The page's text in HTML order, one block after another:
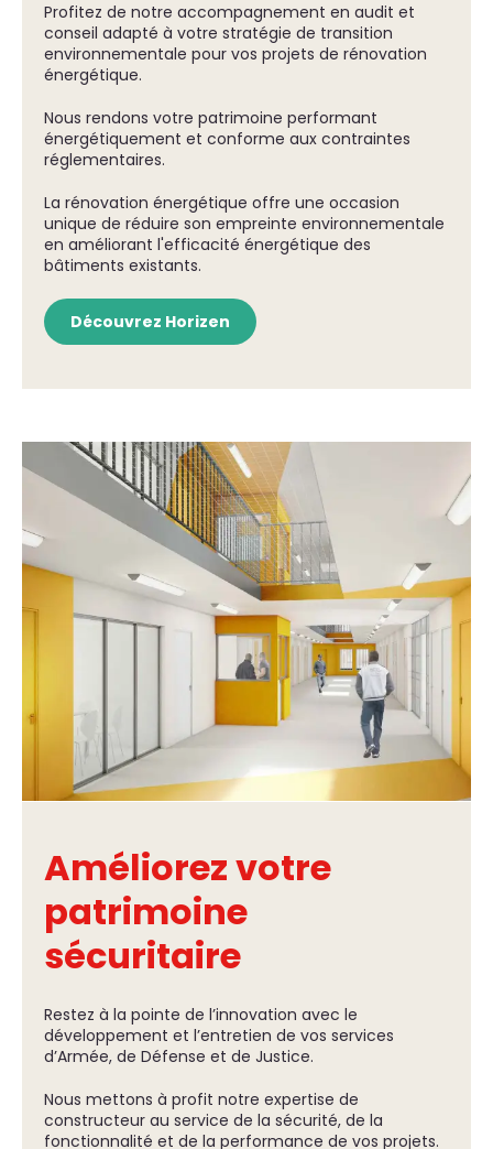
Profitez de notre accompagnement en audit et
conseil adapté à votre stratégie de transition
environnementale pour vos projets de rénovation
énergétique.
Nous rendons votre patrimoine performant
énergétiquement et conforme aux contraintes
réglementaires.
La rénovation énergétique offre une occasion
unique de réduire son empreinte environnementale
en améliorant l'efficacité énergétique des
bâtiments existants.
Découvrez Horizen
Améliorez votre
patrimoine
sécuritaire
Restez à la pointe de l’innovation avec le
développement et l’entretien de vos services
d’Armée, de Défense et de Justice.
Nous mettons à profit notre expertise de
constructeur au service de la sécurité, de la
fonctionnalité et de la performance de vos projets.